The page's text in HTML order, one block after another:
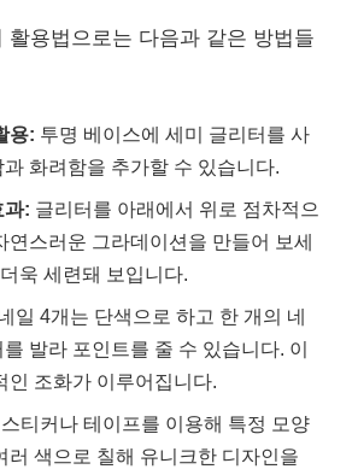
활용법으로는 다음과 같은 방법들
용: 투명 베이스에 세미 글리터를 사
화려함을 추가할 수 있습니다.
과: 글리터를 아래에서 위로 점차적으
연스러운 그라데이션을 만들어 보세
욱 세련돼 보입니다.
일 4개는 단색으로 하고 한 개의 네
발라 포인트를 줄 수 있습니다. 이
인 조화가 이루어집니다.
스티커나 테이프를 이용해 특정 모양
러 색으로 칠해 유니크한 디자인을